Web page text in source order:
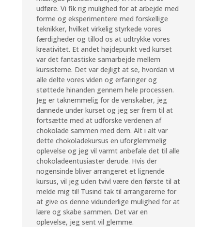
udføre. Vi fik rig mulighed for at arbejde med
forme og eksperimentere med forskellige
teknikker, hvilket virkelig styrkede vores
færdigheder og tillod os at udtrykke vores
kreativitet. Et andet højdepunkt ved kurset
var det fantastiske samarbejde mellem
kursisterne. Det var dejligt at se, hvordan vi
alle delte vores viden og erfaringer og
støttede hinanden gennem hele processen.
Jeg er taknemmelig for de venskaber, jeg
dannede under kurset og jeg ser frem til at
fortsætte med at udforske verdenen af
chokolade sammen med dem. Alt i alt var
dette chokoladekursus en uforglemmelig
oplevelse og jeg vil varmt anbefale det til alle
chokoladeentusiaster derude. Hvis der
nogensinde bliver arrangeret et lignende
kursus, vil jeg uden tvivl være den første til at
melde mig til! Tusind tak til arrangørerne for
at give os denne vidunderlige mulighed for at
lære og skabe sammen. Det var en
oplevelse, jeg sent vil glemme.